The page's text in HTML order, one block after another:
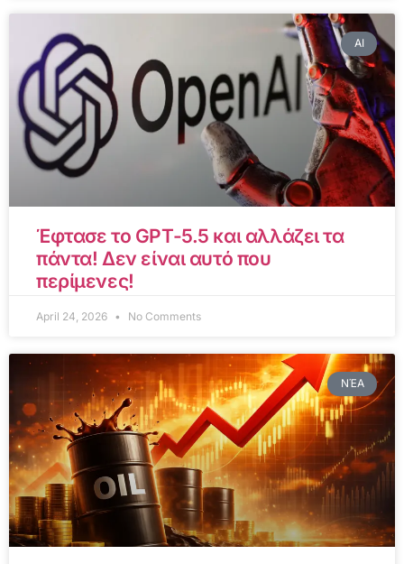
AI
Έφτασε το GPT-5.5 και αλλάζει τα
πάντα! Δεν είναι αυτό που
περίμενες!
April 24, 2026 No Comments
ΝΈΑ